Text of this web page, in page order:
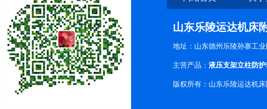
山东乐陵运达机床
地址：山东德州乐陵孙寨工
主营产品： 液压支架立柱防
版权所有：山东乐陵运达机